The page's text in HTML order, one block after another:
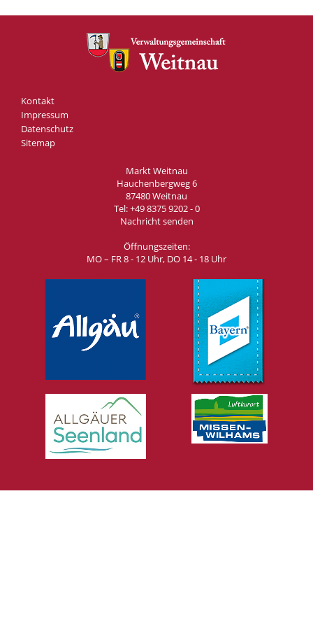
Kontakt
Impressum
Datenschutz
Sitemap
Markt Weitnau
Hauchenbergweg 6
87480 Weitnau
Tel:+49 8375 9202 - 0
Nachricht senden
Öffnungszeiten:
MO – FR 8 - 12 Uhr, DO 14 - 18 Uhr